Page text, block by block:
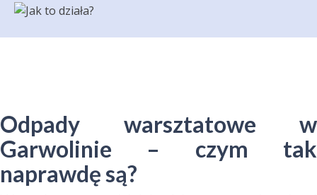
Odpady warsztatowe w
Garwolinie – czym tak
naprawdę są?